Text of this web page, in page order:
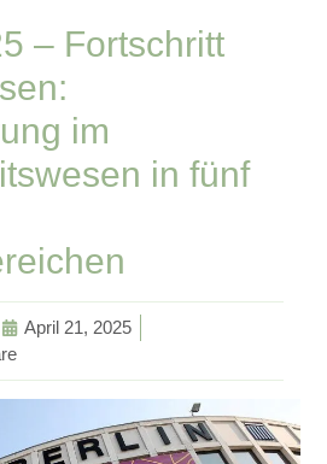
– Fortschritt
im
in fünf
April 21, 2025